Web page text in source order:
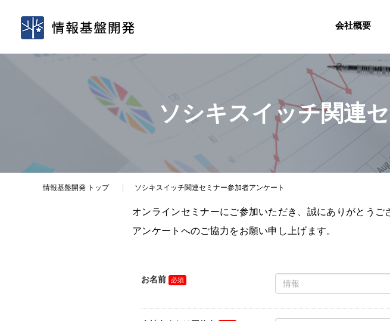
会社概要
ソシキスイッチ関連
情報基盤開発 トップ ソシキスイッチ関連セミナー参加者アンケート
オンラインセミナーにご参加いただき、誠にありがとうご
アンケートへのご協力をお願い申し上げます。